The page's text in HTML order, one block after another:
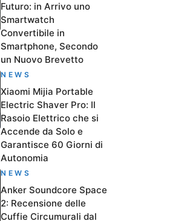
Futuro: in Arrivo uno
Smartwatch
Convertibile in
Smartphone, Secondo
un Nuovo Brevetto
NEWS
Xiaomi Mijia Portable
Electric Shaver Pro: Il
Rasoio Elettrico che si
Accende da Solo e
Garantisce 60 Giorni di
Autonomia
NEWS
Anker Soundcore Space
2: Recensione delle
Cuffie Circumurali dal